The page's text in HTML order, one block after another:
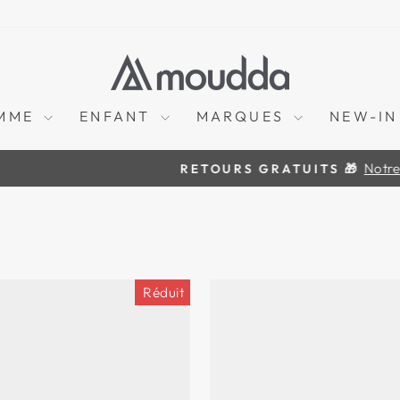
ENFANT MARQUES NEW-IN
Diaporama
RETOURS GRATUITS 🎁 Notre politique ici
Réduit